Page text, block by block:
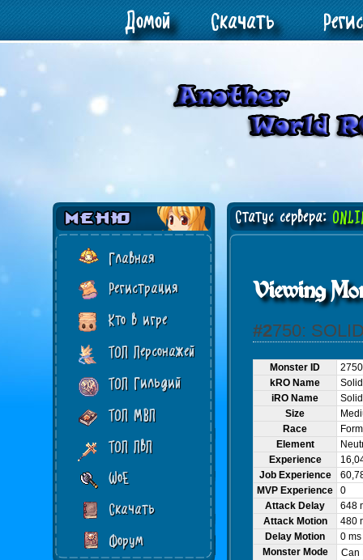
Домой Скачать
Главная
Регистрация
Кто в игре
ТОП Персонажей
ТОП Гильдий
ТОП МВП
ТОП ПвП
WoE
Скачать
Форум
Статус сервера:
Viewing
#2750:
Monster ID
2750
kRO Name
iRO Name
Size
Race
Element
Experience
Job Experience
MVP Experience
0
Attack Delay
648
Attack Motion
480
Delay Motion
0 ms
Monster Mode
Can